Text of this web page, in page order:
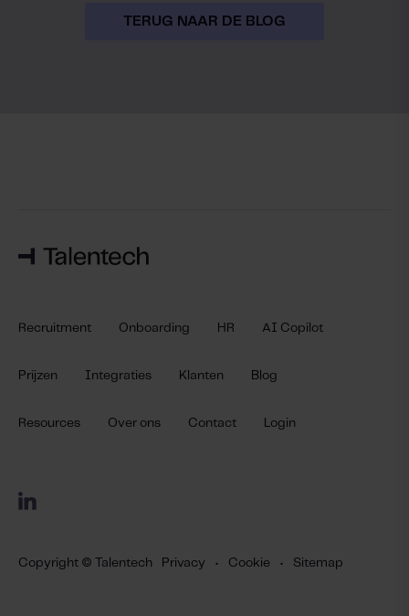
TERUG NAAR DE BLOG
Recruitment Onboarding HR AI Copilot
Prijzen Integraties Klanten Blog
Resources Over ons Contact Login
Copyright © Talentech Privacy • Cookie • Sitemap